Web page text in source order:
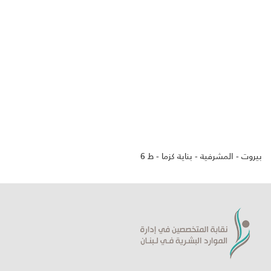
بيروت - المشرفية - بناية كزما - ط 6
ورشة حول لغة الجسد